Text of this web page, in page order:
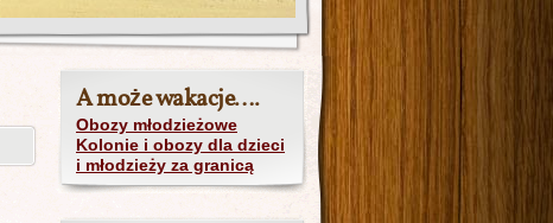
A może wakacje….
Obozy młodzieżowe
Kolonie i obozy dla dzieci
i młodzieży za granicą